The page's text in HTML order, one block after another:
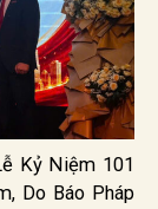
Kỷ Niệm 101
Do Báo Pháp